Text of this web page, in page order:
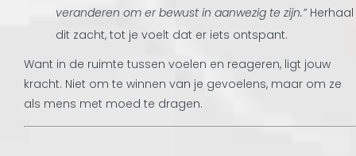
veranderen om er bewust in aanwezig te zijn.” Herhaal
dit zacht, tot je voelt dat er iets ontspant.
Want in de ruimte tussen voelen en reageren, ligt jouw
kracht. Niet om te winnen van je gevoelens, maar om ze
als mens met moed te dragen.